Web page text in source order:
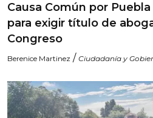
Causa Común por
para exigir título de
Congreso
Berenice Martinez / Ciudadanía y